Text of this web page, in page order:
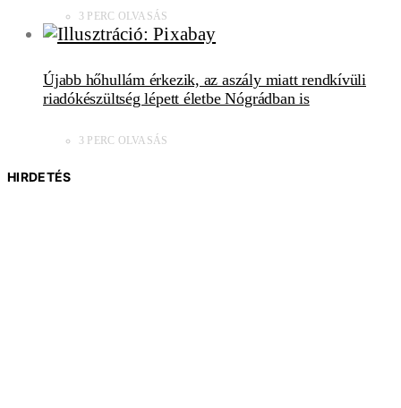
3 PERC OLVASÁS
Újabb hőhullám érkezik, az aszály miatt rendkívüli
riadókészültség lépett életbe Nógrádban is
3 PERC OLVASÁS
HIRDETÉS